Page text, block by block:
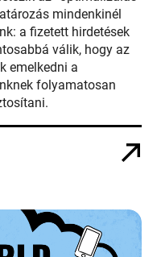
mindenkinél
a fizetett hirdetések
válik, hogy az
emelkedni a
folyamatosan